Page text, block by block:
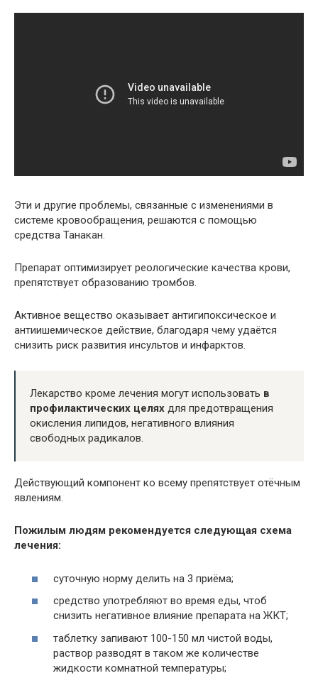
Эти и другие проблемы, связанные с изменениями в
системе кровообращения, решаются с помощью
средства Танакан.
Препарат оптимизирует реологические качества крови,
препятствует образованию тромбов.
Активное вещество оказывает антигипоксическое и
антиишемическое действие, благодаря чему удаётся
снизить риск развития инсультов и инфарктов.
Лекарство кроме лечения могут использовать в
профилактических целях для предотвращения
окисления липидов, негативного влияния
свободных радикалов.
Действующий компонент ко всему препятствует отёчным
явлениям.
Пожилым людям рекомендуется следующая схема
лечения:
суточную норму делить на 3 приёма;
средство употребляют во время еды, чтоб
снизить негативное влияние препарата на ЖКТ;
таблетку запивают 100-150 мл чистой воды,
раствор разводят в таком же количестве
жидкости комнатной температуры;